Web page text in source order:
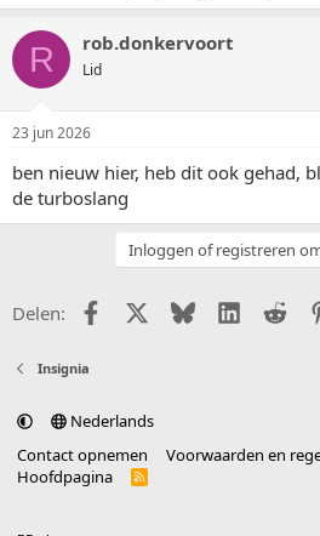
R rob.donkervoort
Lid
23 jun 2026
ben nieuw hier, heb dit ook gehad,
de turboslang
Inloggen of registreren
Delen: FacebookX (Twitter)
BlueskyLinkedIn
Insignia
Nederlands
Contact opnemen
Voorwaarden en
Hoofdpagina
R